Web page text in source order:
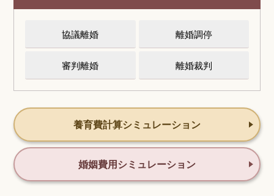
協議離婚 離婚調停
審判離婚 離婚裁判
養育費計算シミュレーション
婚姻費用シミュレーション